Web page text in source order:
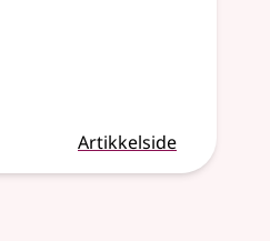
Artikkelside